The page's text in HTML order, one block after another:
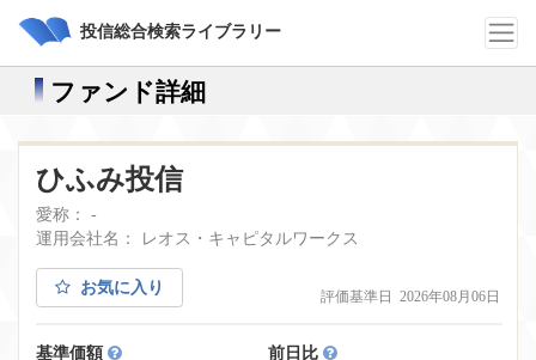
投信総合検索ライブラリー
ファンド詳細
ひふみ投信
愛称： -
運用会社名： レオス・キャピタルワークス
お気に入り 評価基準日 2026年08月06日
基準価額 前日比